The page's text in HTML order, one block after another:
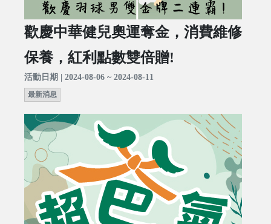
歡慶中華健兒奧運奪金，消費維修
保養，紅利點數雙倍贈!
活動日期 | 2024-08-06 ~ 2024-08-11
最新消息